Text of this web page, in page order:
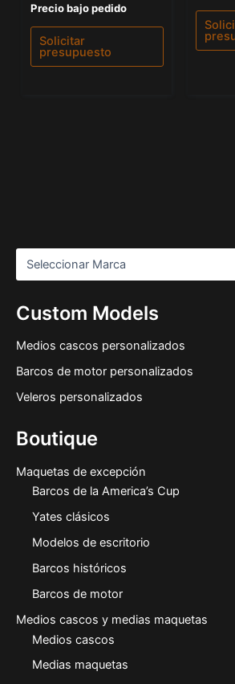
Custom Models
Medios cascos personalizados
Barcos de motor personalizados
Veleros personalizados
Boutique
Maquetas de excepción
Barcos de la America’s Cup
Yates clásicos
Modelos de escritorio
Barcos históricos
Barcos de motor
Medios cascos y medias maquetas
Medios cascos
Medias maquetas
Valorado
5.00
de 5
Precio bajo pedido
Solicitar
presupuesto
5.00
de 5